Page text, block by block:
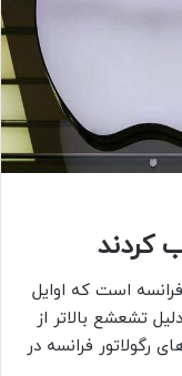
کردند
است که اوایل
شد فروش آیفون ۱۲ را به دلیل تشعشع بالاتر از
فرانسه در